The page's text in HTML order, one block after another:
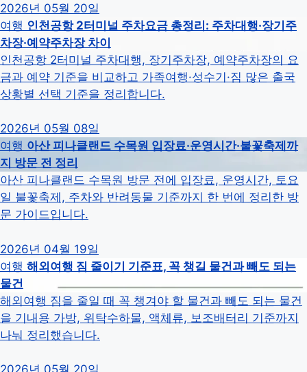
2026년 05월 20일
여행 인천공항 2터미널 주차요금 총정리: 주차대행·장기주
차장·예약주차장 차이
인천공항 2터미널 주차대행, 장기주차장, 예약주차장의 요
금과 예약 기준을 비교하고 가족여행·성수기·짐 많은 출국
상황별 선택 기준을 정리합니다.
2026년 05월 08일
여행 아산 피나클랜드 수목원 입장료·운영시간·불꽃축제까
지 방문 전 정리
아산 피나클랜드 수목원 방문 전에 입장료, 운영시간, 토요
일 불꽃축제, 주차와 반려동물 기준까지 한 번에 정리한 방
문 가이드입니다.
2026년 04월 19일
여행 해외여행 짐 줄이기 기준표, 꼭 챙길 물건과 빼도 되는
물건
해외여행 짐을 줄일 때 꼭 챙겨야 할 물건과 빼도 되는 물건
을 기내용 가방, 위탁수하물, 액체류, 보조배터리 기준까지
나눠 정리했습니다.
2026년 05월 20일